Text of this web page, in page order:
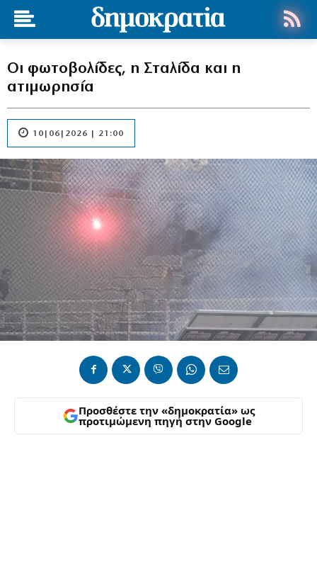
Οι φωτοβολίδες, η Σταλίδα και η
ατιμωρησία
10|06|2026 | 21:00
Προσθέστε την «δημοκρατία» ως
προτιμώμενη πηγή στην Google